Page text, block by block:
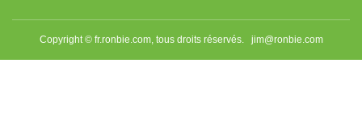
Copyright © fr.ronbie.com, tous droits réservés. jim@ronbie.com